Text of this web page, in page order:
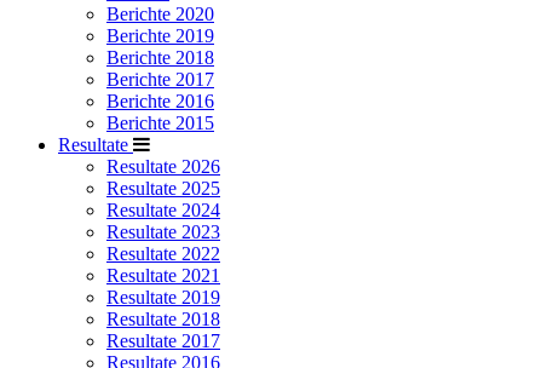
Berichte 2020
Berichte 2019
Berichte 2018
Berichte 2017
Berichte 2016
Berichte 2015
Resultate
Resultate 2026
Resultate 2025
Resultate 2024
Resultate 2023
Resultate 2022
Resultate 2021
Resultate 2019
Resultate 2018
Resultate 2017
Resultate 2016